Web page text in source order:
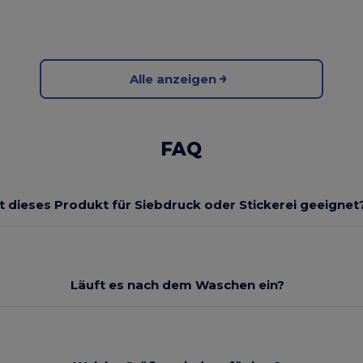
Alle anzeigen
FAQ
dieses Produkt für Siebdruck oder Stickerei
Läuft es nach dem Waschen ein?